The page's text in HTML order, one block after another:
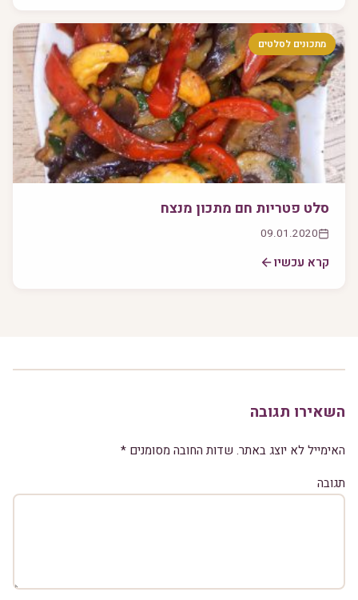
מתכונים לסלטים
סלט פטריות חם מתכון מנצח
09.01.2020
קרא עכשיו
השאירו תגובה
האימייל לא יוצג באתר. שדות החובה מסומנים *
תגובה